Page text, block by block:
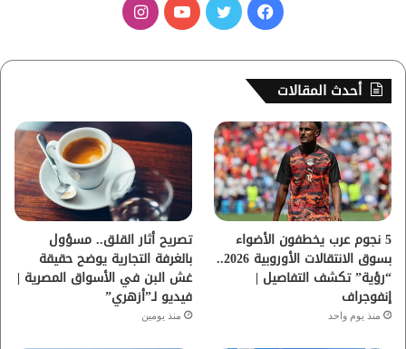
س
ب
و
ك
ر
ي
و
ب
ت
ق
ر
ا
م
أحدث المقالات
5 نجوم عرب يخطفون الأضواء
بسوق الانتقالات الأوروبية 2026..
“رؤية” تكشف التفاصيل |
إنفوجراف
منذ يوم واحد
تصريح أثار القلق.. مسؤول
بالغرفة التجارية يوضح حقيقة
غش البن في الأسواق المصرية |
فيديو لـ”أزهري”
منذ يومين